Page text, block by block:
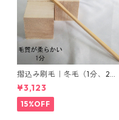
摺込み刷毛｜冬毛（1分、2
分、3分）・夏毛（1分、2分、
3分）セット販売
¥3,123
15%OFF